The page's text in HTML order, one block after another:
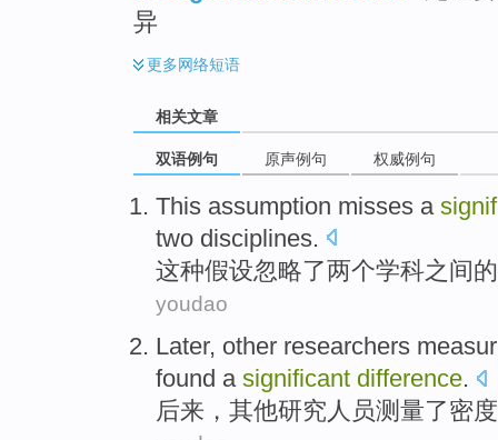
异
更多网络短语
相关文章
双语例句 原声例句 权威例句
This assumption misses a
two disciplines.
这种假设忽略了两个学科之间的
youdao
Later, other researchers
found a significant difference.
后来 ， 其他研究人员测量了密度